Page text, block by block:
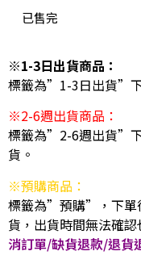
已售完
※1-3日出貨商品：
標籤為”1-3日出貨”下
※2-6週出貨商品：
標籤為”2-6週出貨”
貨。
※預購商品：
標籤為”預購”，下單
貨，出貨時間無法確認
消訂單/缺貨退款/退貨